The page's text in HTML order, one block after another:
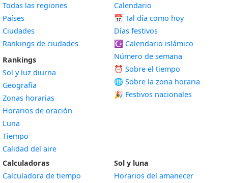
Todas las regiones
Países
Ciudades
Rankings de ciudades
Rankings
Sol y luz diurna
Geografía
Zonas horarias
Horarios de oración
Luna
Tiempo
Calidad del aire
Calendario
📅 Tal día como hoy
Días festivos
☪️ Calendario islámico
Número de semana
⏰ Sobre el tiempo
🌐 Sobre la zona horaria
🎉 Festivos nacionales
Calculadoras
Calculadora de tiempo
Sol y luna
Horarios del amanecer